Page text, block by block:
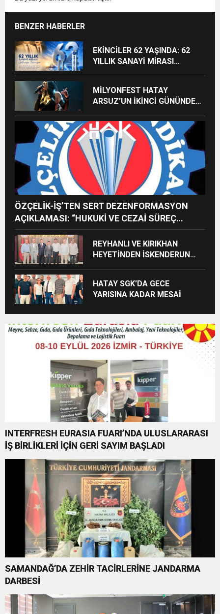
BENZER HABERLER
EKİNCİLER 62 YAŞINDA: 62
YILLIK SANAYİ MİRASI
MİLYONFEST HATAY
ARSUZ’UN İKİNCİ GÜNÜNDE
ALACAK
ÖZÇELİK-İŞ’TEN SERT DEZENFORMASYON
AÇIKLAMASI: “HUKUKİ VE CEZAİ SÜREÇ
BAŞLATILDI”
REYHANLI VE KIRIKHAN
HEYETİNDEN İSKENDERUN
HATAY SGK’DA GECE
YARISINA KADAR MESAİ
INTERFRESH EURASIA FUARI’NDA ULUSLARARASI
İŞ BİRLİKLERİ İÇİN GERİ SAYIM BAŞLADI
SAMANDAĞ’DA ZEHİR TACİRLERİNE JANDARMA
DARBESİ